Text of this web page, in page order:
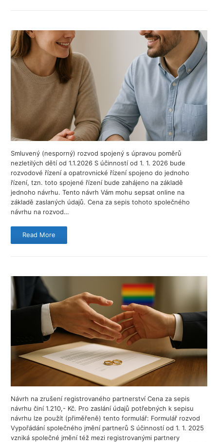
Smluvený (nesporný) rozvod spojený s úpravou poměrů
nezletilých dětí od 1.1.2026 S účinností od 1. 1. 2026 bude
rozvodové řízení a opatrovnické řízení spojeno do jednoho
řízení, tzn. toto spojené řízení bude zahájeno na základě
jednoho návrhu. Tento návrh Vám mohu sepsat online na
základě zaslaných údajů. Cena za sepis tohoto společného
návrhu na rozvod…
Read More
Návrh na zrušení registrovaného partnerství Cena za sepis
návrhu činí 1.210,- Kč. Pro zaslání údajů potřebných k sepisu
návrhu lze použít (přiměřeně) tento formulář: Formulář rozvod
Vypořádání společného jmění partnerů S účinností od 1. 1. 2025
vzniká společné jmění též mezi registrovanými partnery